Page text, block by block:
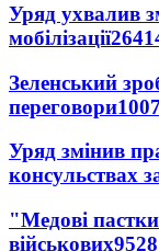
Уряд ухвалив
мобілізації
Зеленський
переговори
Уряд змінив
консульствах
"Медові
військових9528